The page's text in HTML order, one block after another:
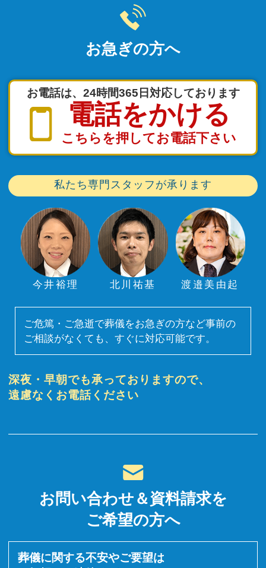
お急ぎの方へ
お電話は、24時間365日対応しております
電話をかける
こちらを押してお電話下さい
私たち専門スタッフが承ります
今井裕理 北川祐基 渡邉美由起
ご危篤・ご急逝で葬儀をお急ぎの方など事前の
ご相談がなくても、すぐに対応可能です。
深夜・早朝でも承っておりますので、
遠慮なくお電話ください
お問い合わせ＆資料請求を
ご希望の方へ
葬儀に関する不安やご要望は